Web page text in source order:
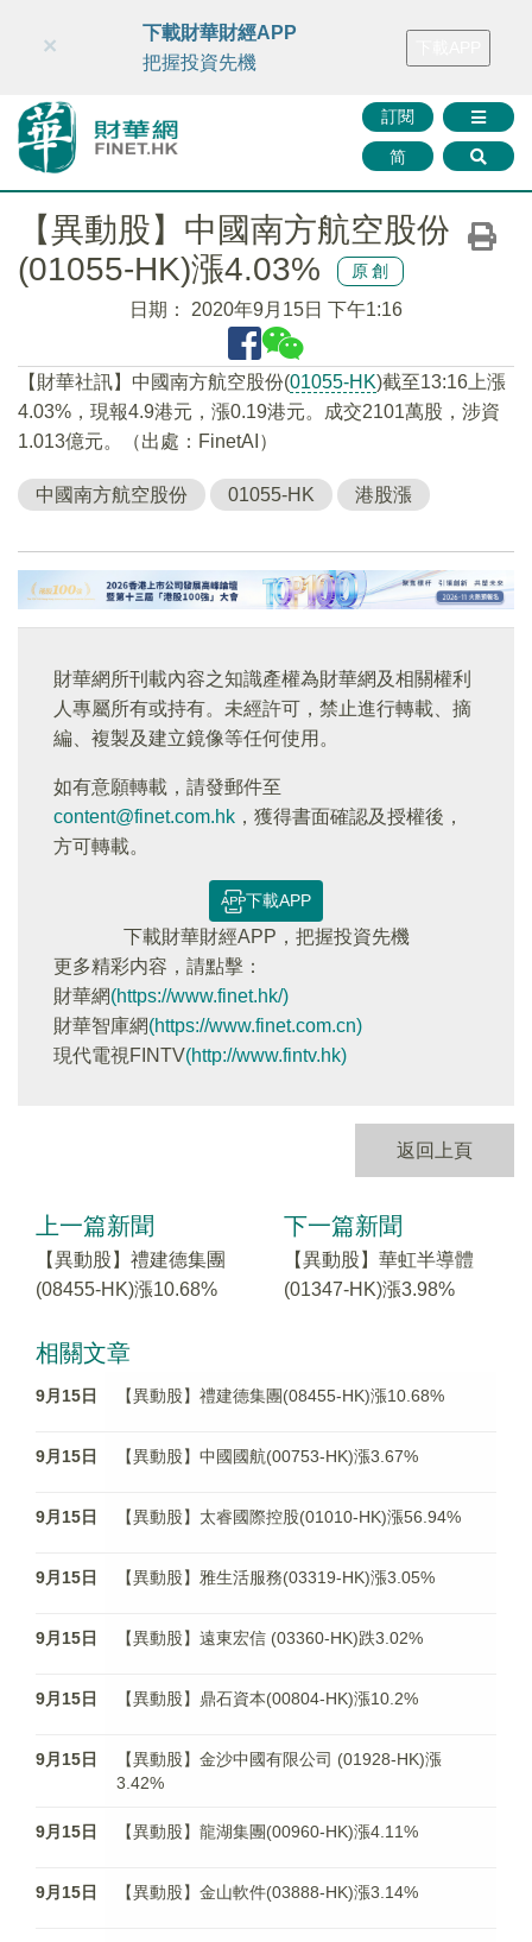
財華智庫網 FINTV FINMETA 財華證券 媒體矩陣
訂閱
简
×
下載財華財經APP
把握投資先機
【異動股】中國南方航空股份
(01055-HK)漲4.03%
原創
日期： 2020年9月15日 下午1:16
【財華社訊】中國南方航空股份(01055-HK)截至13:16上漲
4.03%，現報4.9港元，漲0.19港元。成交2101萬股，涉資
1.013億元。（出處：FinetAI）
中國南方航空股份 01055-HK 港股漲
財華網所刊載內容之知識產權為財華網及相關權利
人專屬所有或持有。未經許可，禁止進行轉載、摘
編、複製及建立鏡像等任何使用。
如有意願轉載，請發郵件至
content@finet.com.hk ，獲得書面確認及授權後，
方可轉載。
下載APP
下載財華財經APP，把握投資先機
更多精彩内容，請點擊：
財華網(https://www.finet.hk/)
財華智庫網(https://www.finet.com.cn)
現代電視FINTV(http://www.fintv.hk)
返回上頁
上一篇新聞
【異動股】禮建德集團
(08455-HK)漲10.68%
下一篇新聞
【異動股】華虹半導體
(01347-HK)漲3.98%
相關文章
9月15日 【異動股】禮建德集團(08455-HK)漲10.68%
9月15日 【異動股】中國國航(00753-HK)漲3.67%
9月15日 【異動股】太睿國際控股(01010-HK)漲56.94%
9月15日 【異動股】雅生活服務(03319-HK)漲3.05%
9月15日 【異動股】遠東宏信 (03360-HK)跌3.02%
9月15日 【異動股】鼎石資本(00804-HK)漲10.2%
9月15日
【異動股】金沙中國有限公司 (01928-HK)漲
3.42%
9月15日 【異動股】龍湖集團(00960-HK)漲4.11%
9月15日 【異動股】金山軟件(03888-HK)漲3.14%